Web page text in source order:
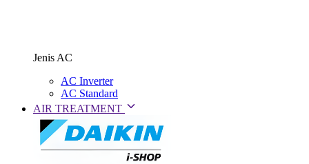
Jenis AC
AC Inverter
AC Standard
AIR TREATMENT